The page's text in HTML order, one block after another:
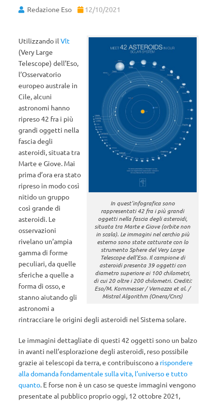
Redazione Eso 12/10/2021
In quest’infografica sono
rappresentati 42 fra i più grandi
oggetti nella fascia degli asteroidi,
situata tra Marte e Giove (orbite non
in scala). Le immagini nel cerchio più
esterno sono state catturate con lo
strumento Sphere del Very Large
Telescope dell’Eso. Il campione di
asteroidi presenta 39 oggetti con
diametro superiore ai 100 chilometri,
di cui 20 oltre i 200 chilometri. Crediti:
Eso/M. Kornmesser / Vernazza et al. /
Mistral Algorithm (Onera/Cnrs)
Utilizzando il Vlt
(Very Large
Telescope) dell’Eso,
l’Osservatorio
europeo australe in
Cile, alcuni
astronomi hanno
ripreso 42 fra i più
grandi oggetti nella
fascia degli
asteroidi, situata tra
Marte e Giove. Mai
prima d’ora era stato
ripreso in modo così
nitido un gruppo
così grande di
asteroidi. Le
osservazioni
rivelano un’ampia
gamma di forme
peculiari, da quelle
sferiche a quelle a
forma di osso, e
stanno aiutando gli
astronomi a
rintracciare le origini degli asteroidi nel Sistema solare.
Le immagini dettagliate di questi 42 oggetti sono un balzo
in avanti nell’esplorazione degli asteroidi, reso possibile
grazie ai telescopi da terra, e contribuiscono a rispondere
alla domanda fondamentale sulla vita, l’universo e tutto
quanto. E forse non è un caso se queste immagini vengono
presentate al pubblico proprio oggi, 12 ottobre 2021,